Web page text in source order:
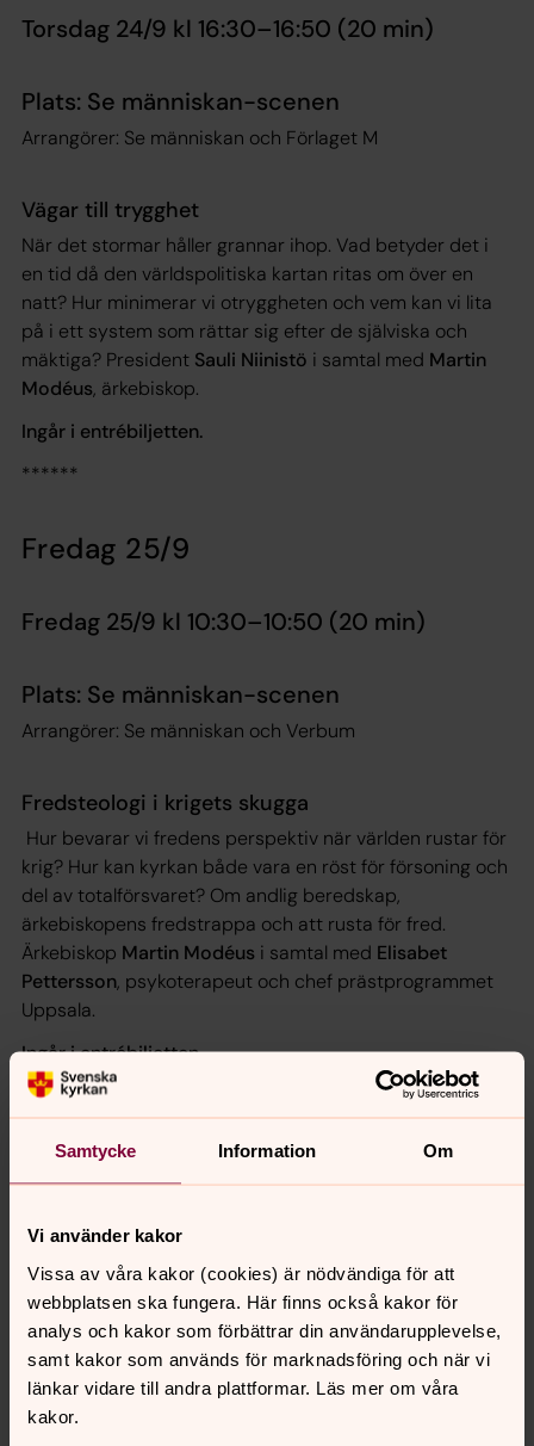
Samtycke Information Om
Vi använder kakor
Vissa av våra kakor (cookies) är nödvändiga för att
webbplatsen ska fungera. Här finns också kakor för
analys och kakor som förbättrar din användarupplevelse,
samt kakor som används för marknadsföring och när vi
länkar vidare till andra plattformar. Läs mer om våra
kakor.
Torsdag 24/9 kl 16:30–16:50 (20 min)
Plats: Se människan-scenen
Arrangörer: Se människan och Förlaget M
Vägar till trygghet
När det stormar håller grannar ihop. Vad betyder det i
en tid då den världspolitiska kartan ritas om över en
natt? Hur minimerar vi otryggheten och vem kan vi lita
på i ett system som rättar sig efter de själviska och
mäktiga? President Sauli Niinistö i samtal med Martin
Modéus, ärkebiskop.
Ingår i entrébiljetten.
******
Fredag 25/9
Fredag 25/9 kl 10:30–10:50 (20 min)
Plats: Se människan-scenen
Arrangörer: Se människan och Verbum
Fredsteologi i krigets skugga
Hur bevarar vi fredens perspektiv när världen rustar för
krig? Hur kan kyrkan både vara en röst för försoning och
del av totalförsvaret? Om andlig beredskap,
ärkebiskopens fredstrappa och att rusta för fred.
Ärkebiskop Martin Modéus i samtal med Elisabet
Pettersson, psykoterapeut och chef prästprogrammet
Uppsala.
Ingår i entrébiljetten.
***
Fredag 25/9 kl 12:30–12:50 (20 min)
Plats: Se människan-scenen
Arrangörer: Se människan och Verbum
Det dumma äpplet – Ärkebiskopens fasteboken
2027
Varför bråka med Gud? undrade den franske